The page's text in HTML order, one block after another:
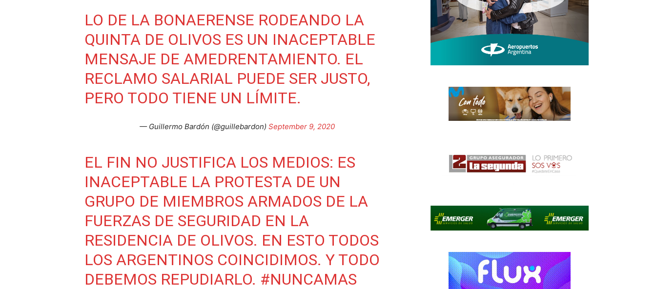
LO DE LA BONAERENSE RODEANDO LA
QUINTA DE OLIVOS ES UN INACEPTABLE
MENSAJE DE AMEDRENTAMIENTO. EL
RECLAMO SALARIAL PUEDE SER JUSTO,
PERO TODO TIENE UN LÍMITE.
— Guillermo Bardón (@guillebardon) September 9, 2020
EL FIN NO JUSTIFICA LOS MEDIOS: ES
INACEPTABLE LA PROTESTA DE UN
GRUPO DE MIEMBROS ARMADOS DE LA
FUERZAS DE SEGURIDAD EN LA
RESIDENCIA DE OLIVOS. EN ESTO TODOS
LOS ARGENTINOS COINCIDIMOS. Y TODO
DEBEMOS REPUDIARLO. #NUNCAMAS